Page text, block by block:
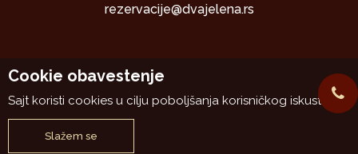
rezervacije@dvajelena.rs
@2026 www.dvajelena.rs
Cookie obavestenje
Sajt koristi cookies u cilju poboljšanja korisničkog iskustva.
Slažem se